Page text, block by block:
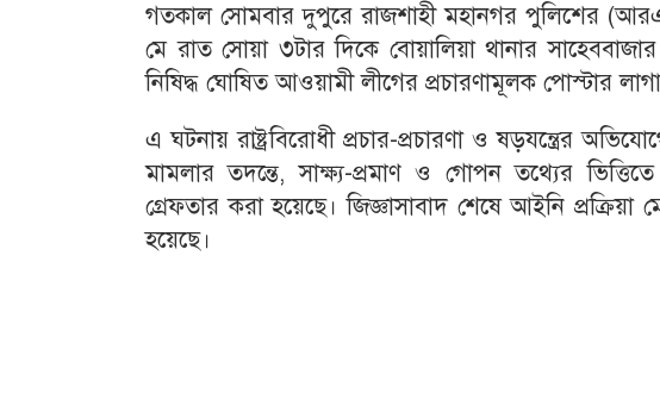
গতকাল সোমবার দুপুরে রাজশাহী মহানগর পুলিশের
মে রাত সোয়া ৩টার দিকে বোয়ালিয়া থানার
নিষিদ্ধ ঘোষিত আওয়ামী লীগের প্রচারণামূলক পোস্টার
এ ঘটনায় রাষ্ট্রবিরোধী প্রচার-প্রচারণা ও ষড়যন্ত্রের
মামলার তদন্তে, সাক্ষ্য-প্রমাণ ও গোপন তথ্যের
গ্রেফতার করা হয়েছে। জিজ্ঞাসাবাদ শেষে আইনি
হয়েছে।